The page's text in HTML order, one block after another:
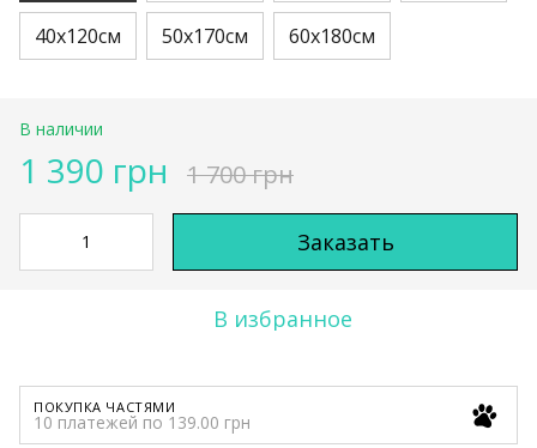
40х120см 50х170см 60х180см
В наличии
1 390 грн 1 700 грн
Заказать
В избранное
ПОКУПКА ЧАСТЯМИ
10 платежей по 139.00 грн